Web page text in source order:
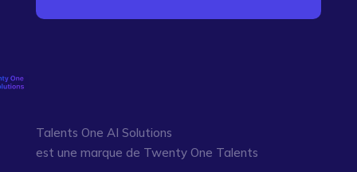
Talents One AI Solutions
est une marque de Twenty One Talents